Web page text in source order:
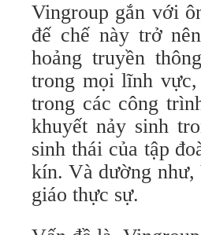
Vingroup gắn với
đế chế này trở
hoảng truyền
trong mọi lĩnh
trong các công
khuyết nảy sinh
sinh thái của tập
kín. Và dường như,
giáo thực sự.